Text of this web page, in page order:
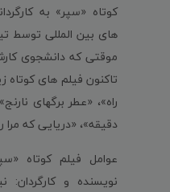
کوتاه «سپر» به
های بین المللی توسط
موقتی که دانشجوی
تاکنون فیلم های کوتاه
راه»، «عطر برگهای
دقیقه»، «دریایی که
عوامل فیلم کوتاه
نویسنده و کارگردان: